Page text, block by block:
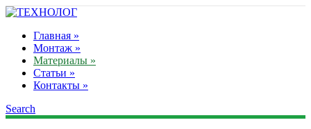
Главная »
Монтаж »
Материалы »
Статьи »
Контакты »
Search